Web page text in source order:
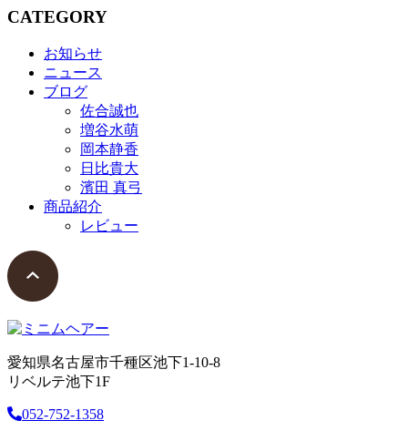
CATEGORY
お知らせ
ニュース
ブログ
佐合誠也
増谷水萌
岡本静香
日比貴大
濱田 真弓
商品紹介
レビュー
愛知県名古屋市千種区池下1-10-8
リベルテ池下1F
052-752-1358